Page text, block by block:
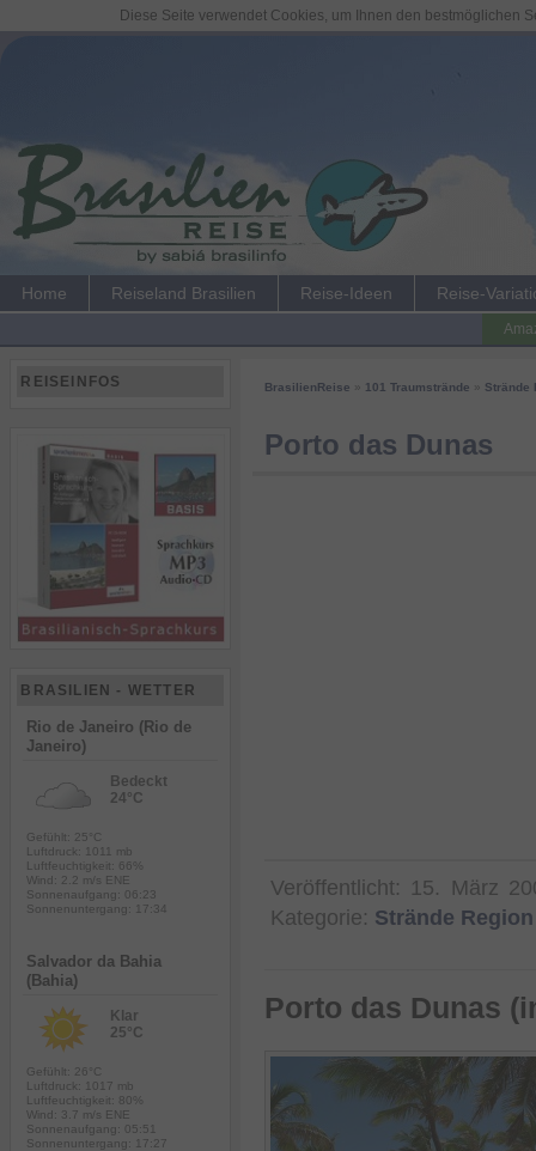
Home Reiseland Brasilien Reise-Ideen Reise-
BrasilienReise 101 Traumstrände Strände
Porto das Dunas
Veröffentlicht: 15. März
Kategorie: Strände
Porto das Dunas
REISEINFOS
BRASILIEN - WETTER
Rio de Janeiro (Rio de
Janeiro)
Bedeckt
24°C
Gefühlt: 25°C
Luftdruck: 1011 mb
Luftfeuchtigkeit: 66%
Wind: 2.2 m/s ENE
Sonnenaufgang: 06:23
Sonnenuntergang: 17:34
Salvador da Bahia
(Bahia)
Klar
25°C
Gefühlt: 26°C
Luftdruck: 1017 mb
Luftfeuchtigkeit: 80%
Wind: 3.7 m/s ENE
Sonnenaufgang: 05:51
Sonnenuntergang: 17:27
Diese Seite verwendet Cookies, um Ihnen den bestmöglichen